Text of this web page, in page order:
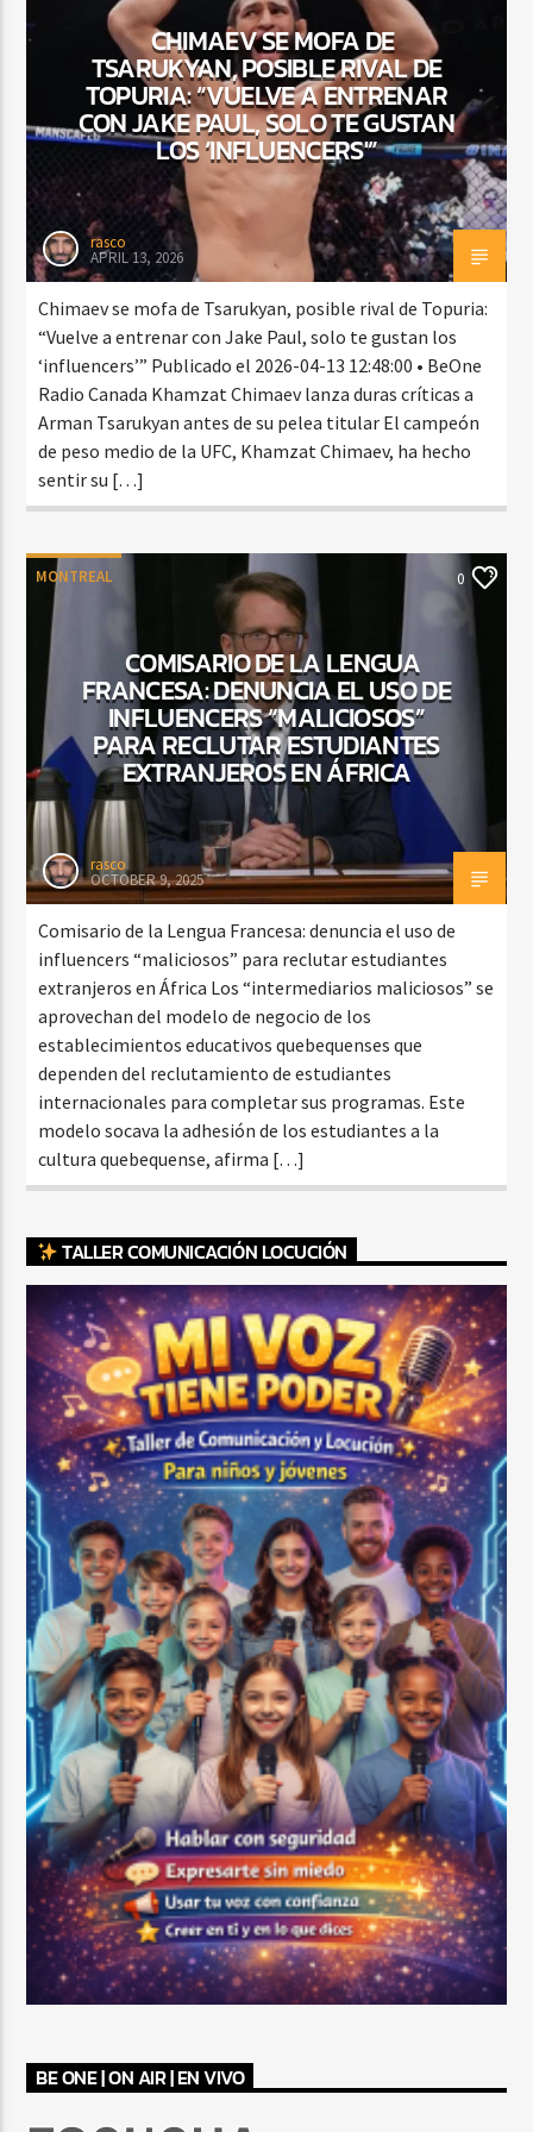
CURRENT SHOW
BACHATA Y VALLENATO
9:00 AM 11:00 AM
CHIMAEV SE MOFA DE
TSARUKYAN, POSIBLE RIVAL DE
TOPURIA: “VUELVE A ENTRENAR
CON JAKE PAUL, SOLO TE GUSTAN
LOS ‘INFLUENCERS'”
rasco
APRIL 13, 2026
Chimaev se mofa de Tsarukyan, posible rival de Topuria:
“Vuelve a entrenar con Jake Paul, solo te gustan los
‘influencers’” Publicado el 2026-04-13 12:48:00 • BeOne
Radio Canada Khamzat Chimaev lanza duras críticas a
Arman Tsarukyan antes de su pelea titular El campeón
de peso medio de la UFC, Khamzat Chimaev, ha hecho
sentir su […]
MONTREAL 0
COMISARIO DE LA LENGUA
FRANCESA: DENUNCIA EL USO DE
INFLUENCERS “MALICIOSOS”
PARA RECLUTAR ESTUDIANTES
EXTRANJEROS EN ÁFRICA
rasco
OCTOBER 9, 2025
Comisario de la Lengua Francesa: denuncia el uso de
influencers “maliciosos” para reclutar estudiantes
extranjeros en África Los “intermediarios maliciosos” se
aprovechan del modelo de negocio de los
establecimientos educativos quebequenses que
dependen del reclutamiento de estudiantes
internacionales para completar sus programas. Este
modelo socava la adhesión de los estudiantes a la
cultura quebequense, afirma […]
TALLER COMUNICACIÓN LOCUCIÓN
BE ONE | ON AIR | EN VIVO